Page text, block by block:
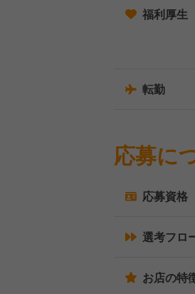
福利厚生
転勤
応募に
応募資格
選考フロ
お店の特